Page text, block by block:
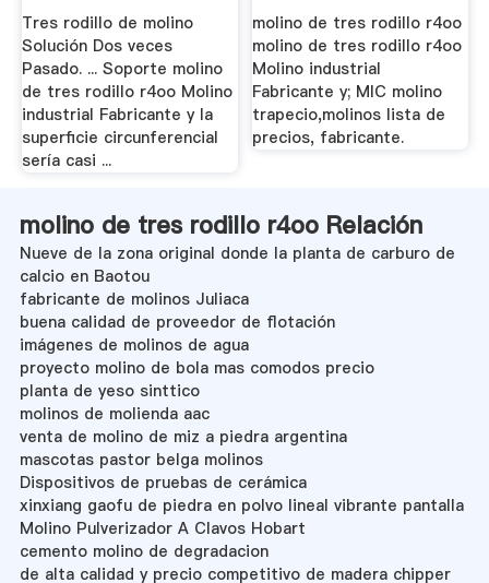
Tres rodillo de molino
Solución Dos veces
Pasado. ... Soporte molino
de tres rodillo r4oo Molino
industrial Fabricante y la
superficie circunferencial
sería casi ...
molino de tres rodillo r4oo
molino de tres rodillo r4oo
Molino industrial
Fabricante y; MIC molino
trapecio,molinos lista de
precios, fabricante.
molino de tres rodillo r4oo Relación
Nueve de la zona original donde la planta de carburo de
calcio en Baotou
fabricante de molinos Juliaca
buena calidad de proveedor de flotación
imágenes de molinos de agua
proyecto molino de bola mas comodos precio
planta de yeso sinttico
molinos de molienda aac
venta de molino de miz a piedra argentina
mascotas pastor belga molinos
Dispositivos de pruebas de cerámica
xinxiang gaofu de piedra en polvo lineal vibrante pantalla
Molino Pulverizador A Clavos Hobart
cemento molino de degradacion
de alta calidad y precio competitivo de madera chipper